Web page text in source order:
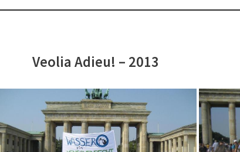
Veolia Adieu! – 2013